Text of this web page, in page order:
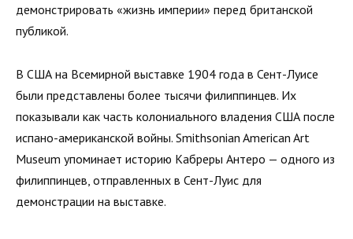
демонстрировать «жизнь империи» перед британской
публикой.
В США на Всемирной выставке 1904 года в Сент-Луисе
были представлены более тысячи филиппинцев. Их
показывали как часть колониального владения США после
испано-американской войны. Smithsonian American Art
Museum упоминает историю Кабреры Антеро — одного из
филиппинцев, отправленных в Сент-Луис для
демонстрации на выставке.